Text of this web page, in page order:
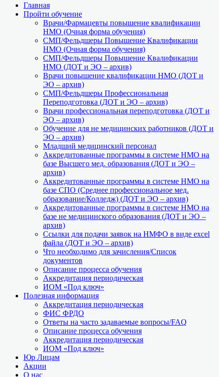
Главная
Пройти обучение
Врачи/Фармацевты повышение квалификации
НМО (Очная форма обучения)
СМП/Фельдшеры Повышение Квалификации
НМО (Очная форма обучения)
СМП/Фельдшеры Повышение Квалификации
НМО (ДОТ и ЭО – архив)
Врачи повышение квалификации НМО (ДОТ и
ЭО – архив)
СМП/Фельдшеры Профессиональная
Переподготовка (ДОТ и ЭО – архив)
Врачи профессиональная переподготовка (ДОТ и
ЭО – архив)
Обучение для не медицинских работников (ДОТ и
ЭО – архив)
Младший медицинский персонал
Аккредитованные программы в системе НМО на
базе Высшего мед. образования (ДОТ и ЭО –
архив)
Аккредитованные программы в системе НМО на
базе СПО (Среднее профессиональное мед.
образование/Колледж) (ДОТ и ЭО – архив)
Аккредитованные программы в системе НМО на
базе не медицинского образования (ДОТ и ЭО –
архив)
Ссылки для подачи заявок на НМФО в виде excel
файла (ДОТ и ЭО – архив)
Что необходимо для зачисления/Список
документов
Описание процесса обучения
Аккредитация периодическая
ИОМ «Под ключ»
Полезная информация
Аккредитация периодическая
ФИС ФРДО
Ответы на часто задаваемые вопросы/FAQ
Описание процесса обучения
Аккредитация периодическая
ИОМ «Под ключ»
Юр Лицам
Акции
О нас